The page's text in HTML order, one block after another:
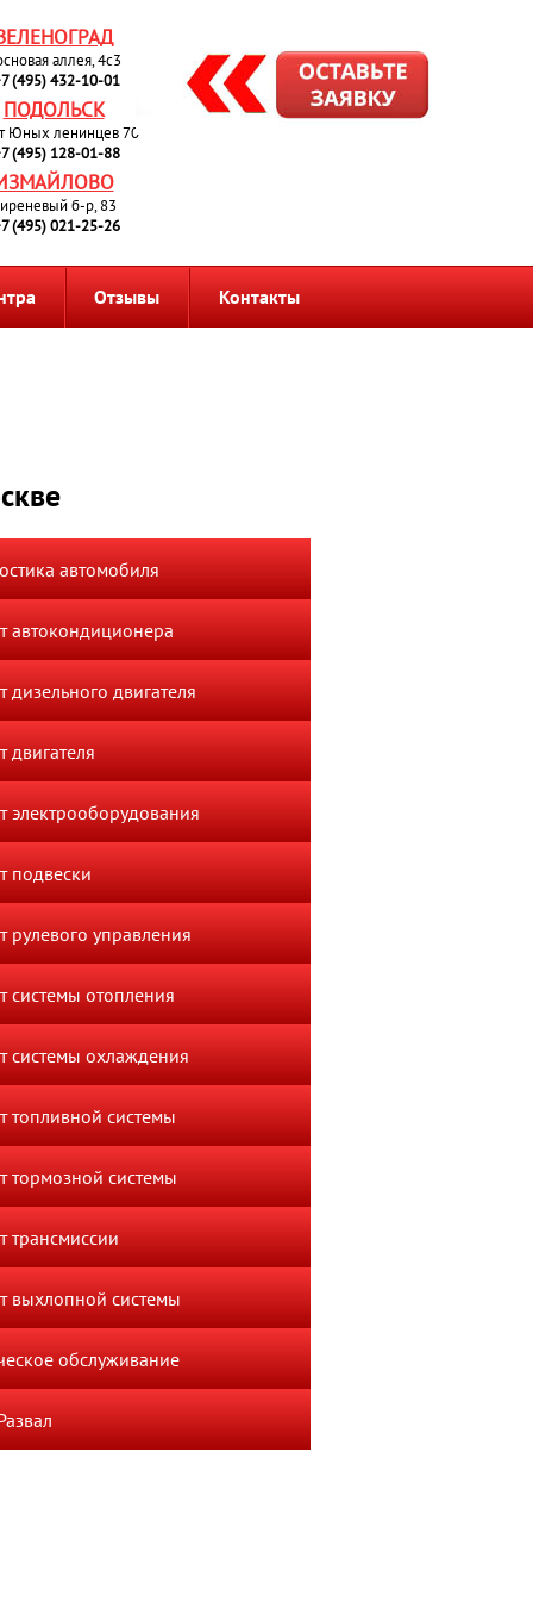
аллея, 4с3
(495) 432-10-01
ПОДОЛЬСК
Юных ленинцев 70
(495) 128-01-88
б-р, 83
(495) 021-25-26
Отзывы Контакты
автомобиля
автокондиционера
дизельного двигателя
двигателя
электрооборудования
подвески
рулевого управления
системы отопления
системы охлаждения
топливной системы
тормозной системы
трансмиссии
выхлопной системы
обслуживание